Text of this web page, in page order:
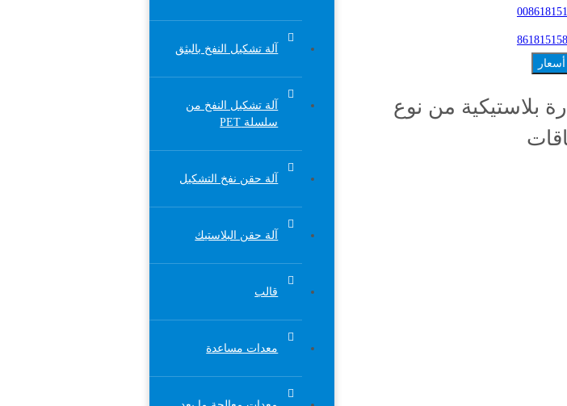
آلة تشكيل النفخ بالبثق
آلة تشكيل النفخ من
سلسلة PET
آلة حقن نفخ التشكيل
آلة حقن البلاستيك
قالب
معدات مساعدة
بلاستيكية من نوع